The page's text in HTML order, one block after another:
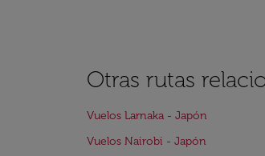
Otras rutas
Vuelos Larnaka - Japón
Vuelos Nairobi - Japón